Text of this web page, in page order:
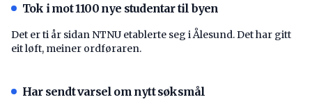
Tok i mot 1100 nye studentar til byen
Det er ti år sidan NTNU etablerte seg i Ålesund. Det har gitt
eit løft, meiner ordføraren.
Har sendt varsel om nytt søksmål